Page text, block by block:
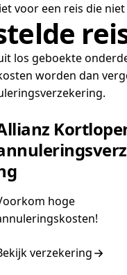
voor een reis die
los geboekte
worden dan
hoge
verzekering